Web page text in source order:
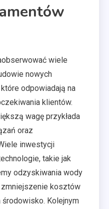
wiele
nowych
odpowiadają na
klientów.
wagę przykłada
oraz
inwestycji
takie jak
odzyskiwania wody
kosztów
środowisko. Kolejnym